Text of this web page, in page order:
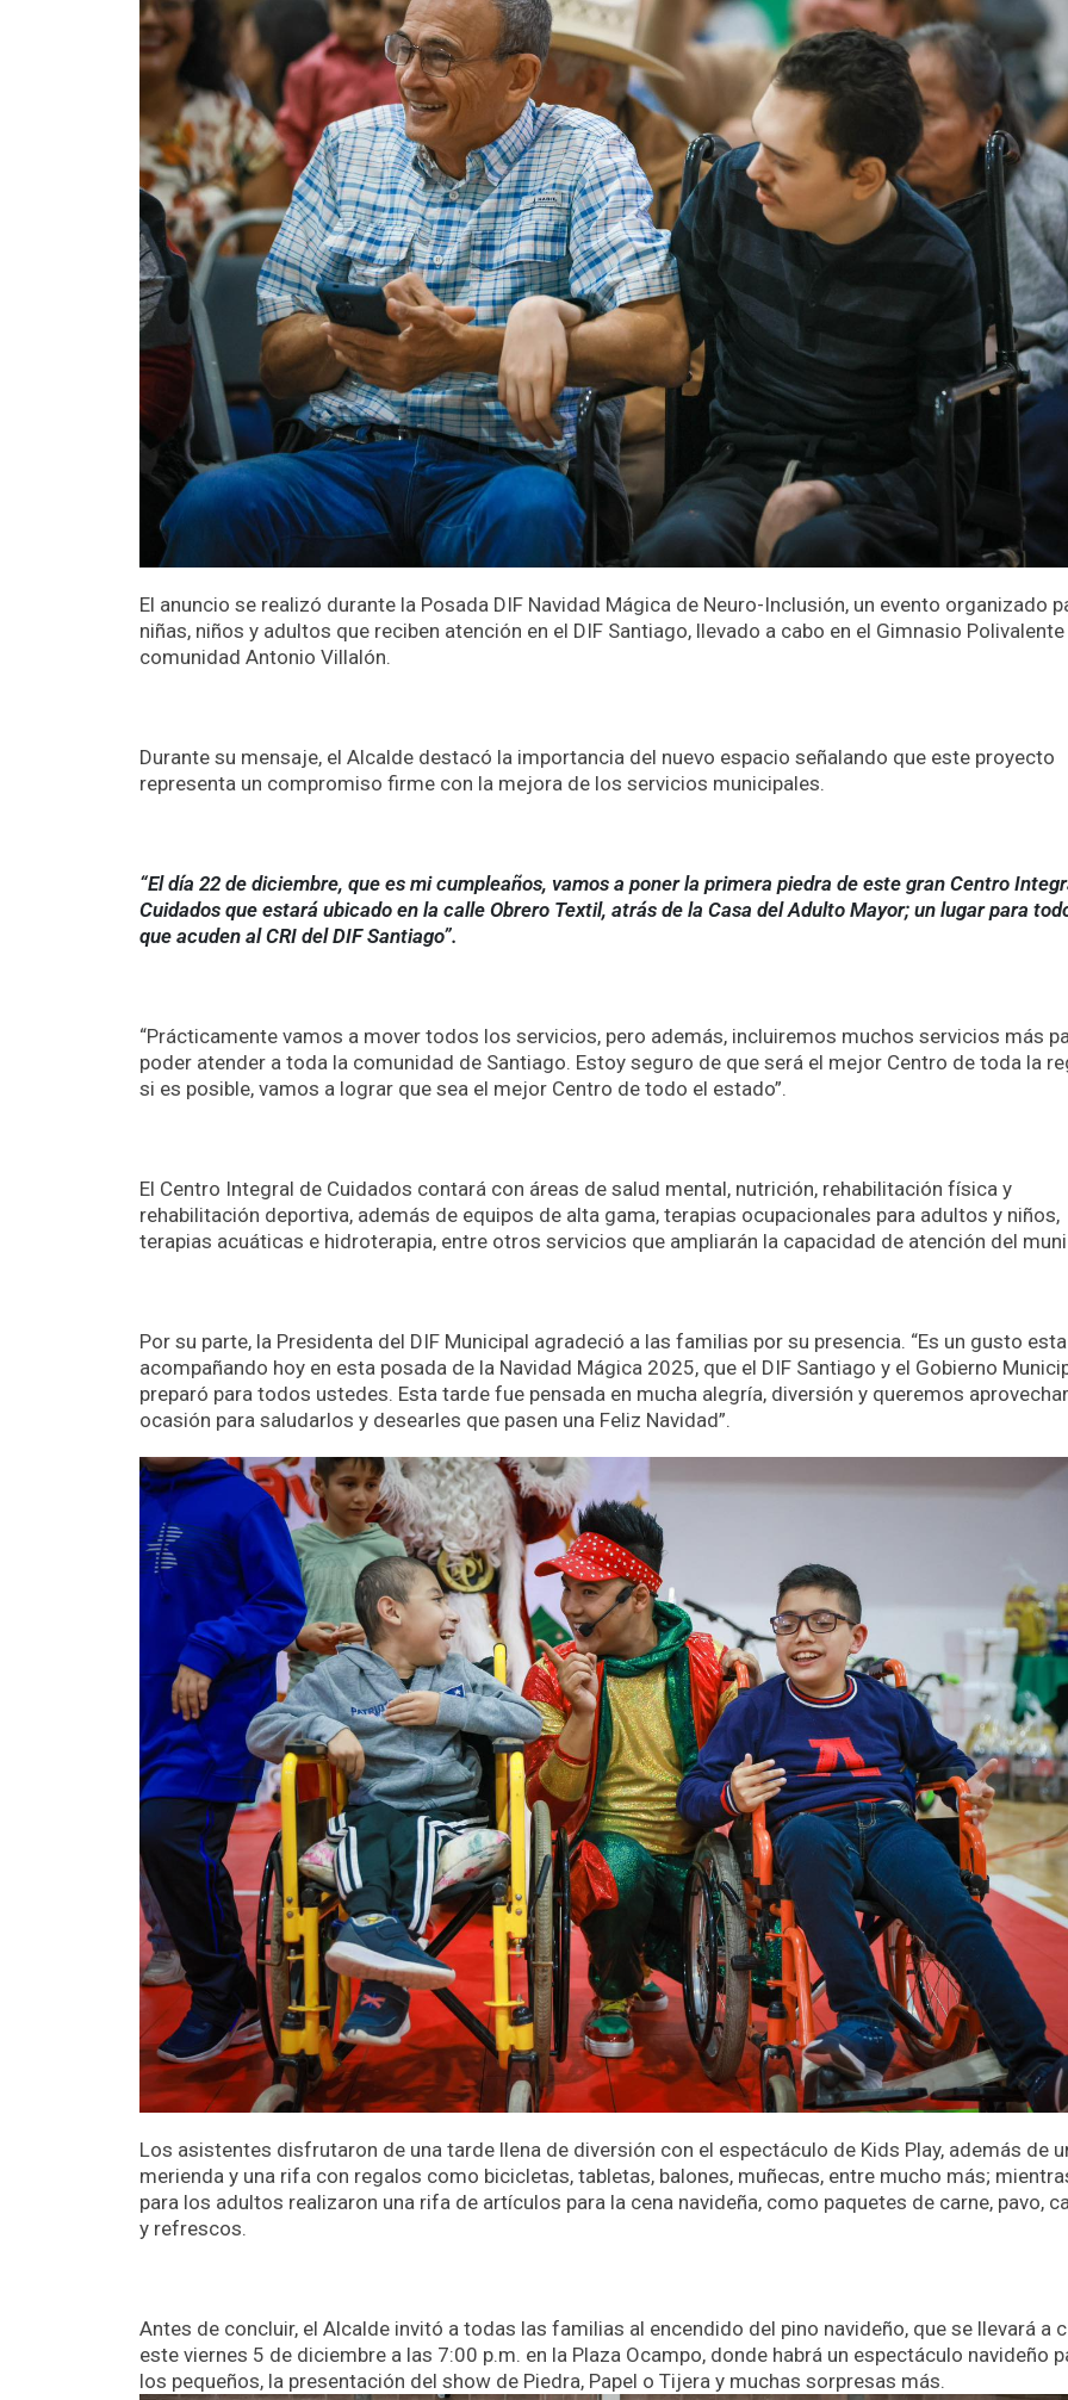
El anuncio se realizó durante la Posada DIF Navidad Mágica de Neuro-Inclusión, un evento organizado
niñas, niños y adultos que reciben atención en el DIF Santiago, llevado a cabo en el Gimnasio
comunidad Antonio Villalón.
Durante su mensaje, el Alcalde destacó la importancia del nuevo espacio señalando que este proyecto
representa un compromiso firme con la mejora de los servicios municipales.
“El día 22 de diciembre, que es mi cumpleaños, vamos a poner la primera piedra de este gran Centro
Cuidados que estará ubicado en la calle Obrero Textil, atrás de la Casa del Adulto Mayor; un lugar para
que acuden al CRI del DIF Santiago”.
“Prácticamente vamos a mover todos los servicios, pero además, incluiremos muchos servicios más
poder atender a toda la comunidad de Santiago. Estoy seguro de que será el mejor Centro de toda la
si es posible, vamos a lograr que sea el mejor Centro de todo el estado”.
El Centro Integral de Cuidados contará con áreas de salud mental, nutrición, rehabilitación física y
rehabilitación deportiva, además de equipos de alta gama, terapias ocupacionales para adultos y niños,
terapias acuáticas e hidroterapia, entre otros servicios que ampliarán la capacidad de atención del
Por su parte, la Presidenta del DIF Municipal agradeció a las familias por su presencia. “Es un gusto
acompañando hoy en esta posada de la Navidad Mágica 2025, que el DIF Santiago y el Gobierno
preparó para todos ustedes. Esta tarde fue pensada en mucha alegría, diversión y queremos
ocasión para saludarlos y desearles que pasen una Feliz Navidad”.
Los asistentes disfrutaron de una tarde llena de diversión con el espectáculo de Kids Play, además de
merienda y una rifa con regalos como bicicletas, tabletas, balones, muñecas, entre mucho más;
para los adultos realizaron una rifa de artículos para la cena navideña, como paquetes de carne, pavo,
y refrescos.
Antes de concluir, el Alcalde invitó a todas las familias al encendido del pino navideño, que se llevará a
este viernes 5 de diciembre a las 7:00 p.m. en la Plaza Ocampo, donde habrá un espectáculo navideño
los pequeños, la presentación del show de Piedra, Papel o Tijera y muchas sorpresas más.